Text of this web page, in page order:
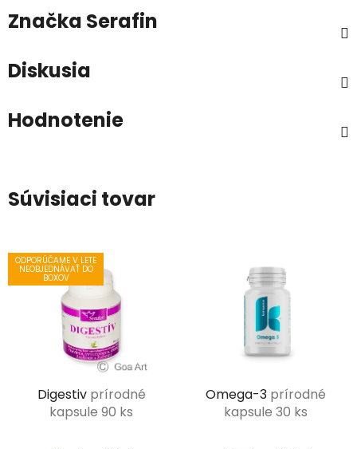
Značka Serafin
Diskusia
Hodnotenie
Súvisiaci tovar
ODPORÚČAME V LETE
NEOBJEDNÁVAŤ DO
BOXOV
Digestiv prírodné
kapsule 90 ks
Omega-3 prírodné
kapsule 30 ks